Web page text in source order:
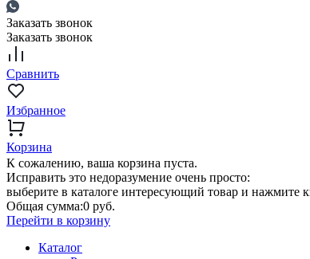
Заказать звонок
Заказать звонок
Сравнить
Избранное
Корзина
К сожалению, ваша корзина пуста.
Исправить это недоразумение очень просто:
выберите в каталоге интересующий товар и нажмите
Общая сумма:0 руб.
Перейти в корзину
Каталог